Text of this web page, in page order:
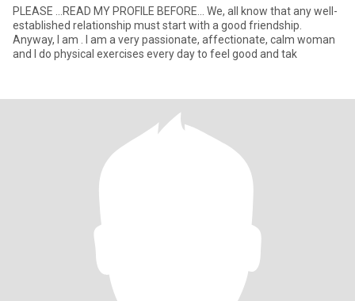
PLEASE ...READ MY PROFILE BEFORE... We, all know that any well-
established relationship must start with a good friendship.
Anyway, I am . I am a very passionate, affectionate, calm woman
and I do physical exercises every day to feel good and tak